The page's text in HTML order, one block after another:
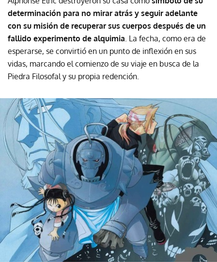
determinación para no mirar atrás y seguir adelante
con su misión de recuperar sus cuerpos después de un
fallido experimento de alquimia. La fecha, como era de
esperarse, se convirtió en un punto de inflexión en sus
vidas, marcando el comienzo de su viaje en busca de la
Piedra Filosofal y su propia redención.